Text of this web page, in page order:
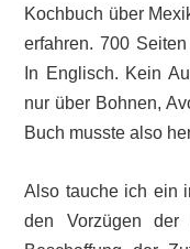
Kochbuch über
erfahren. 700
In Englisch. Kein
nur über Bohnen,
Buch musste also
Also tauche ich ein
den Vorzügen der